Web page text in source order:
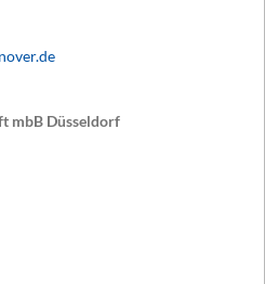
mbB Düsseldorf